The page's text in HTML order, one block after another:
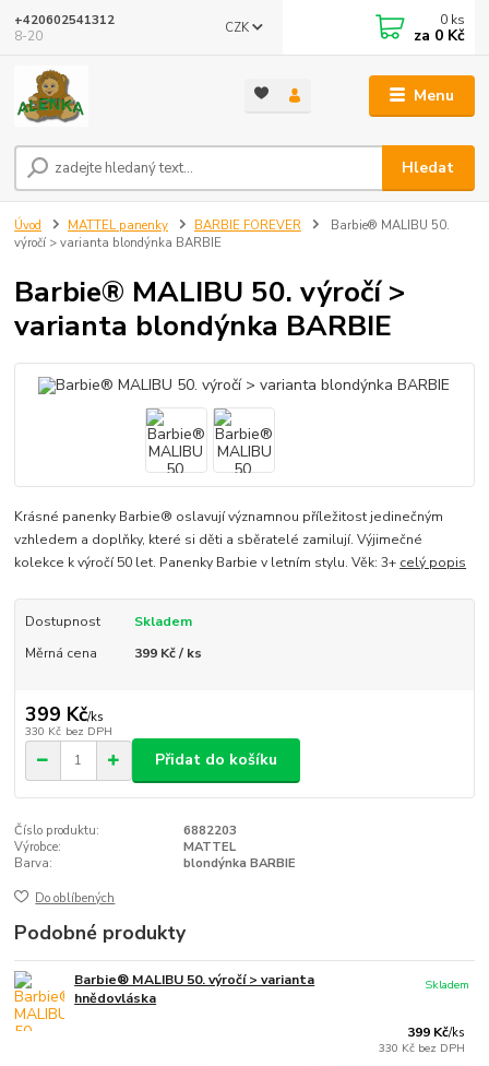
Menu
CZK
Hledat
+420602541312
8-20
0 ks
za 0 Kč
Úvod MATTEL panenky BARBIE FOREVER
Barbie® MALIBU 50.
výročí > varianta blondýnka BARBIE
Barbie® MALIBU 50. výročí >
varianta blondýnka BARBIE
Krásné panenky Barbie® oslavují významnou příležitost jedinečným
vzhledem a doplňky, které si děti a sběratelé zamilují. Výjimečné
kolekce k výročí 50 let. Panenky Barbie v letním stylu. Věk: 3+ celý popis
Dostupnost
Skladem
Měrná cena
399 Kč / ks
399 Kč/ks
330 Kč bez DPH
Přidat do košíku
Číslo produktu:
6882203
Výrobce:
MATTEL
Barva:
blondýnka BARBIE
Do oblíbených
Podobné produkty
Barbie® MALIBU 50. výročí > varianta
hnědovláska
399 Kč/ks
330 Kč bez DPH
Skladem